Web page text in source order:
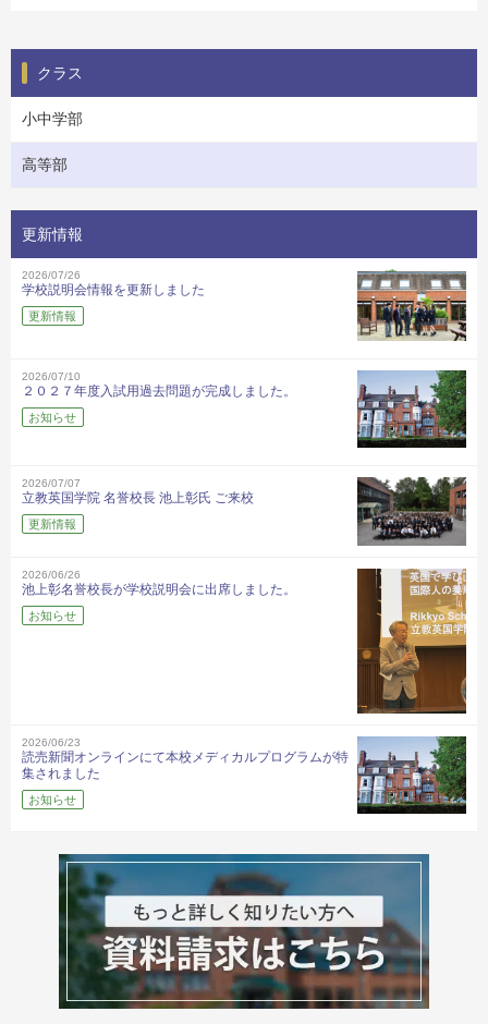
クラス
小中学部
高等部
更新情報
2026/07/26
学校説明会情報を更新しました
更新情報
2026/07/10
２０２７年度入試用過去問題が完成しました。
お知らせ
2026/07/07
立教英国学院 名誉校長 池上彰氏 ご来校
更新情報
2026/06/26
池上彰名誉校長が学校説明会に出席しました。
お知らせ
2026/06/23
読売新聞オンラインにて本校メディカルプログラムが特
集されました
お知らせ